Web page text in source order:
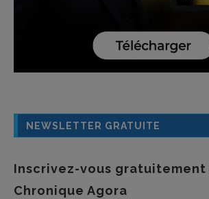
NEWSLETTER GRATUITE
Inscrivez-vous gratuitement
Chronique Agora